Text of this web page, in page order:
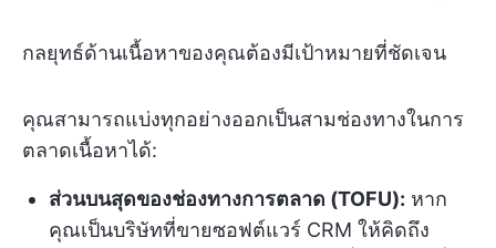
กลยุทธ์ด้านเนื้อหาของคุณต้องมีเป้าหมายที่ชัดเจน
คุณสามารถแบ่งทุกอย่างออกเป็นสามช่องทางในการ
ตลาดเนื้อหาได้:
ส่วนบนสุดของช่องทางการตลาด (TOFU): หาก
คุณเป็นบริษัทที่ขายซอฟต์แวร์ CRM ให้คิดถึง